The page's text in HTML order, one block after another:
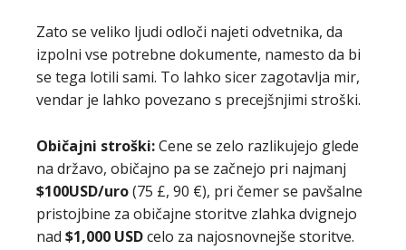
Zato se veliko ljudi odloči najeti odvetnika, da
izpolni vse potrebne dokumente, namesto da bi
se tega lotili sami. To lahko sicer zagotavlja mir,
vendar je lahko povezano s precejšnjimi stroški.
Običajni stroški:Cene se zelo razlikujejo glede
na državo, običajno pa se začnejo pri najmanj
$100USD/uro(75 £, 90 €), pri čemer se pavšalne
pristojbine za običajne storitve zlahka dvignejo
nad $1,000 USDcelo za najosnovnejše storitve.